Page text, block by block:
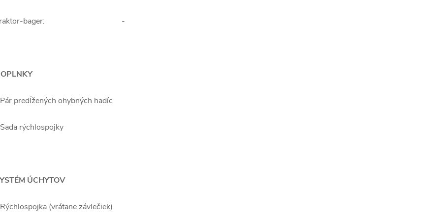
bager: -
predĺžených ohybných hadíc
rýchlospojky
ÚCHYTOV
(vrátane závlečiek)